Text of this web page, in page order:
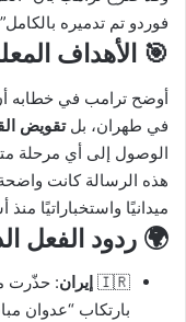
فوردو تم تدميره
🎯 الأهداف
أوضح ترامب في خطابه
في طهران، بلتقويض
الوصول إلى أي مرحلة
هذه الرسالة كانت
ميدانيًا واستخباراتيًا منذ
🌍 ردود الفعل
🇮🇷 إيران: حذّرت
بارتكاب “عدوان